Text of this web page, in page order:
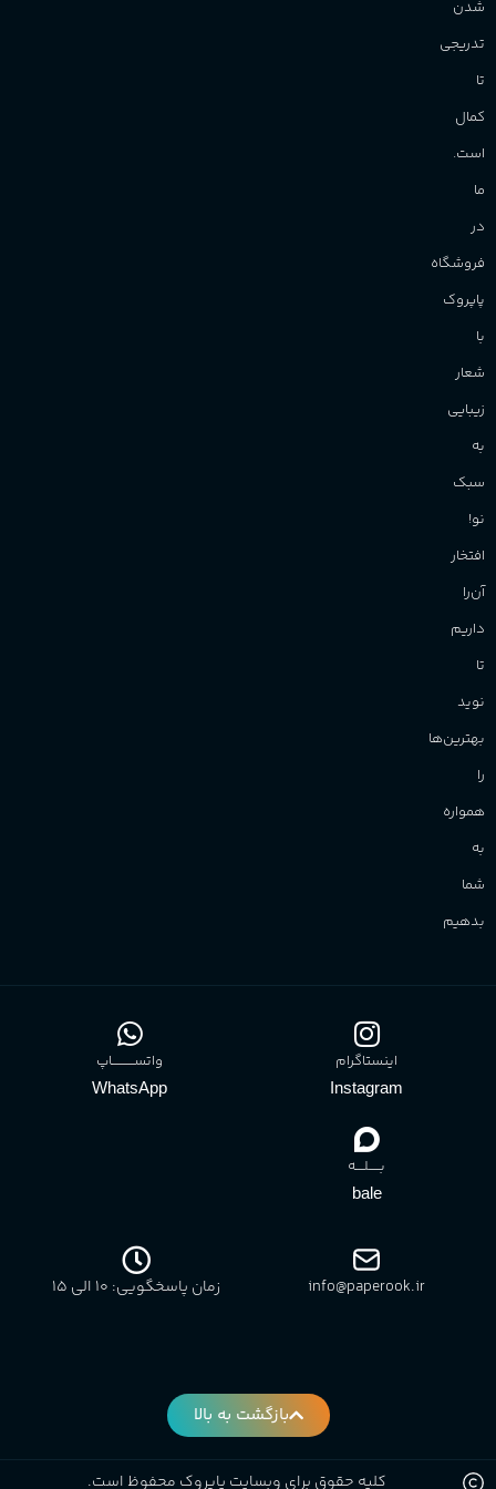
شدن
تدریجی
تا
کمال
است.
ما
در
فروشگاه
پاپروک
با
شعار
زیبایی
به
سبک
نو!
افتخار
آن‌را
داریم
تا
نوید
بهترین‌ها
را
همواره
به
شما
بدهیم
اینستاگرام
Instagram
واتســــــــــاپ
WhatsApp
بـــــلــــه
bale
info@paperook.ir زمان پاسخگویی: 10 الی ۱5
بازگشت به بالا
کلیه حقوق برای وبسایت پاپروک محفوظ است.